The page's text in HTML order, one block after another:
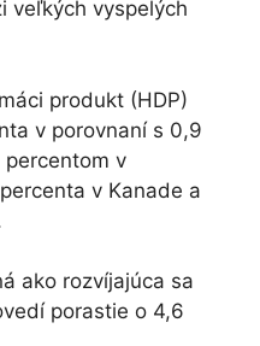
veľkých vyspelých
produkt (HDP)
v porovnaní s 0,9
percentom v
v Kanade a
ako rozvíjajúca sa
porastie o 4,6